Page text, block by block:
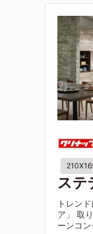
ステ
トレン
ア」 取
ーンコ